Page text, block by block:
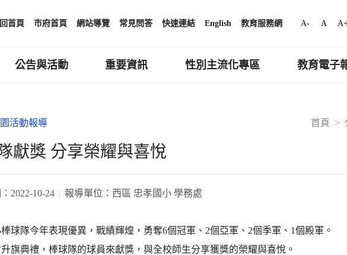
回首頁 市府首頁 網站導覽 常見問答 快速連結 English 教育服務網 A- A
公告與活動 重要資訊 性別主流化專區 教育電子
首頁
活動報導
獻獎 分享榮耀與喜悅
2022-10-24 報導單位： 西區 忠孝國小 學務處
球隊今年表現優異，戰績輝煌，勇奪6個冠軍、2個亞軍、2個季軍、1個殿軍。
旗典禮，棒球隊的球員來獻獎，與全校師生分享獲獎的榮耀與喜悅。